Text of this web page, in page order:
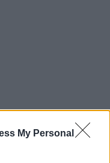
My Personal